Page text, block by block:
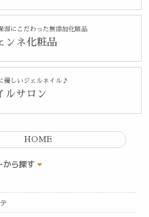
HOME
から探す
湿にこだわった無添加化粧品
ンネ化粧品
優しいジェルネイル♪
ルサロン